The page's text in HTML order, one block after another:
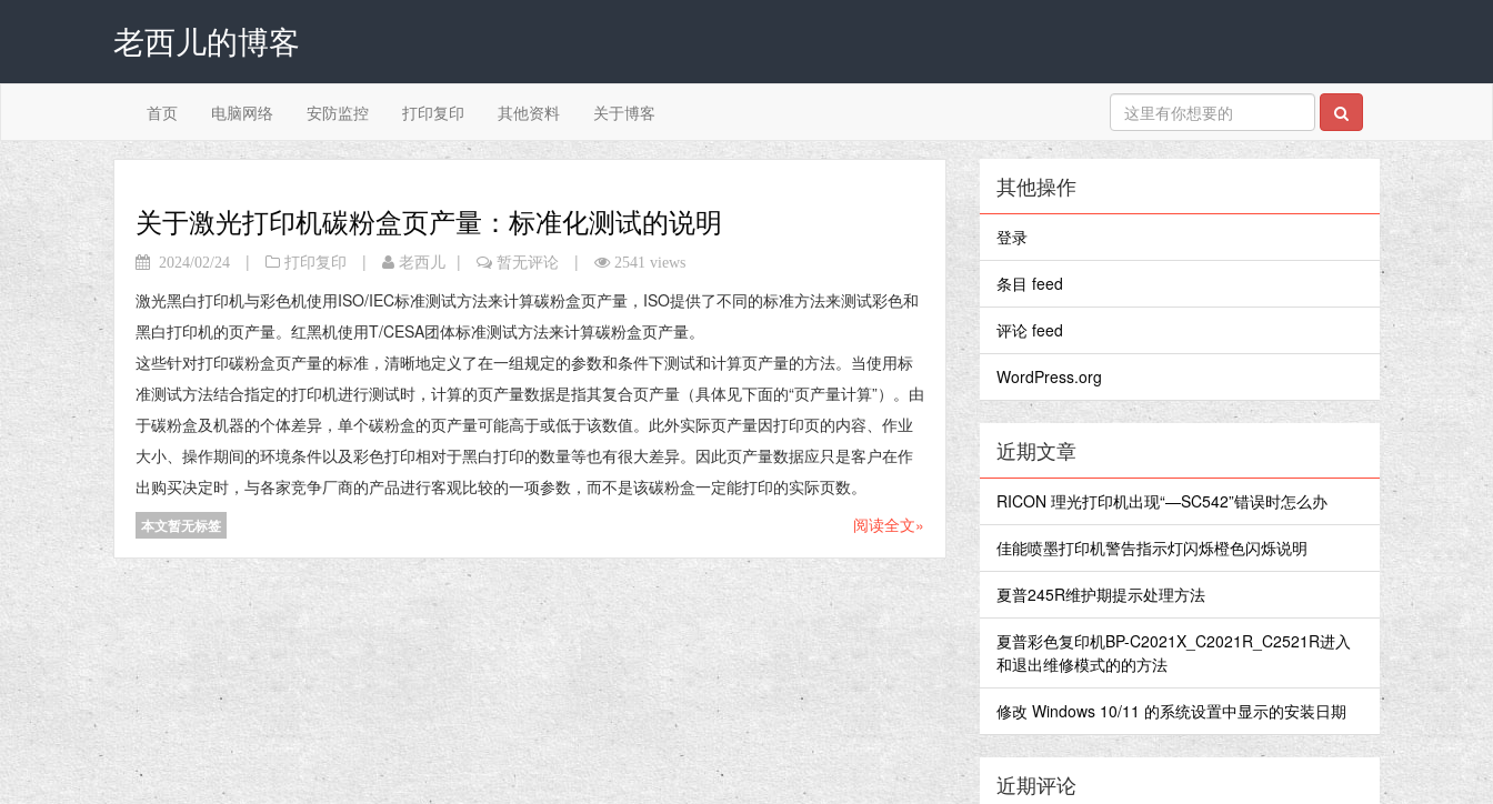
老西儿的博客
首页 电脑网络 安防监控 打印复印 其他资料 关于博客
关于激光打印机碳粉盒页产量：标准化测试的说明
2024/02/24 | 打印复印 | 老西儿 | 暂无评论 | 2541 views
激光黑白打印机与彩色机使用ISO/IEC标准测试方法来计算碳粉盒页产量，ISO提供了不同的标准方法来测试彩色和
黑白打印机的页产量。红黑机使用T/CESA团体标准测试方法来计算碳粉盒页产量。
这些针对打印碳粉盒页产量的标准，清晰地定义了在一组规定的参数和条件下测试和计算页产量的方法。当使用标
准测试方法结合指定的打印机进行测试时，计算的页产量数据是指其复合页产量（具体见下面的“页产量计算”）。由
于碳粉盒及机器的个体差异，单个碳粉盒的页产量可能高于或低于该数值。此外实际页产量因打印页的内容、作业
大小、操作期间的环境条件以及彩色打印相对于黑白打印的数量等也有很大差异。因此页产量数据应只是客户在作
出购买决定时，与各家竞争厂商的产品进行客观比较的一项参数，而不是该碳粉盒一定能打印的实际页数。
本文暂无标签 阅读全文»
其他操作
登录
条目 feed
评论 feed
WordPress.org
近期文章
RICON 理光打印机出现“—SC542”错误时怎么办
佳能喷墨打印机警告指示灯闪烁橙色闪烁说明
夏普245R维护期提示处理方法
夏普彩色复印机BP-C2021X_C2021R_C2521R进入
和退出维修模式的的方法
修改 Windows 10/11 的系统设置中显示的安装日期
近期评论